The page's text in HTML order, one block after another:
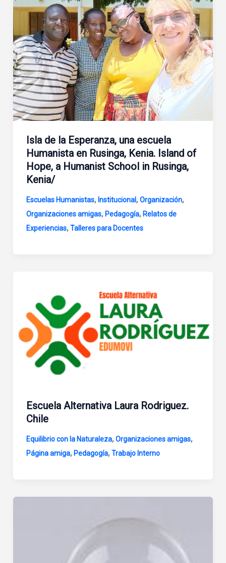
Isla de la Esperanza, una escuela
Humanista en Rusinga, Kenia. Island of
Hope, a Humanist School in Rusinga,
Kenia/
Escuelas Humanistas, Institucional,Organización,
Organizaciones amigas, Pedagogía, Relatos de
Experiencias,Talleres para Docentes
Escuela Alternativa Laura Rodriguez.
Chile
Equilibrio con la Naturaleza,Organizaciones amigas,
Página amiga, Pedagogía,Trabajo Interno